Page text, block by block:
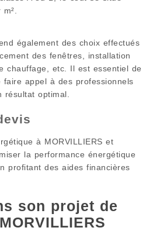
également des choix effectués
des fenêtres, installation
chauffage, etc. Il est essentiel de
appel à des professionnels
optimal.
à MORVILLIERS et
la performance énergétique
profitant des aides financières
son projet de
MORVILLIERS